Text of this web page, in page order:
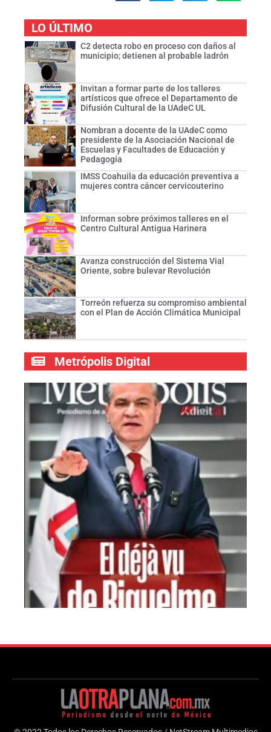
LO ÚLTIMO
C2 detecta robo en proceso con daños al
municipio; detienen al probable ladrón
Invitan a formar parte de los talleres
artísticos que ofrece el Departamento de
Difusión Cultural de la UAdeC UL
Nombran a docente de la UAdeC como
presidente de la Asociación Nacional de
Escuelas y Facultades de Educación y
Pedagogía
IMSS Coahuila da educación preventiva a
mujeres contra cáncer cervicouterino
Informan sobre próximos talleres en el
Centro Cultural Antigua Harinera
Avanza construcción del Sistema Vial
Oriente, sobre bulevar Revolución
Torreón refuerza su compromiso ambiental
con el Plan de Acción Climática Municipal
Metrópolis Digital